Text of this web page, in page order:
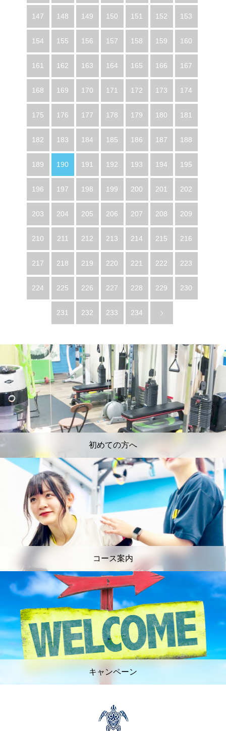
147 148 149 150 151 152 153
154 155 156 157 158 159 160
161 162 163 164 165 166 167
168 169 170 171 172 173 174
175 176 177 178 179 180 181
182 183 184 185 186 187 188
189 190 191 192 193 194 195
196 197 198 199 200 201 202
203 204 205 206 207 208 209
210 211 212 213 214 215 216
217 218 219 220 221 222 223
224 225 226 227 228 229 230
231 232 233 234
初めての方へ
コース案内
キャンペーン